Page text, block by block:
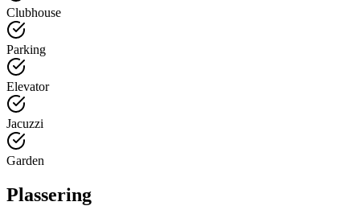
Clubhouse
Parking
Elevator
Jacuzzi
Garden
Plassering